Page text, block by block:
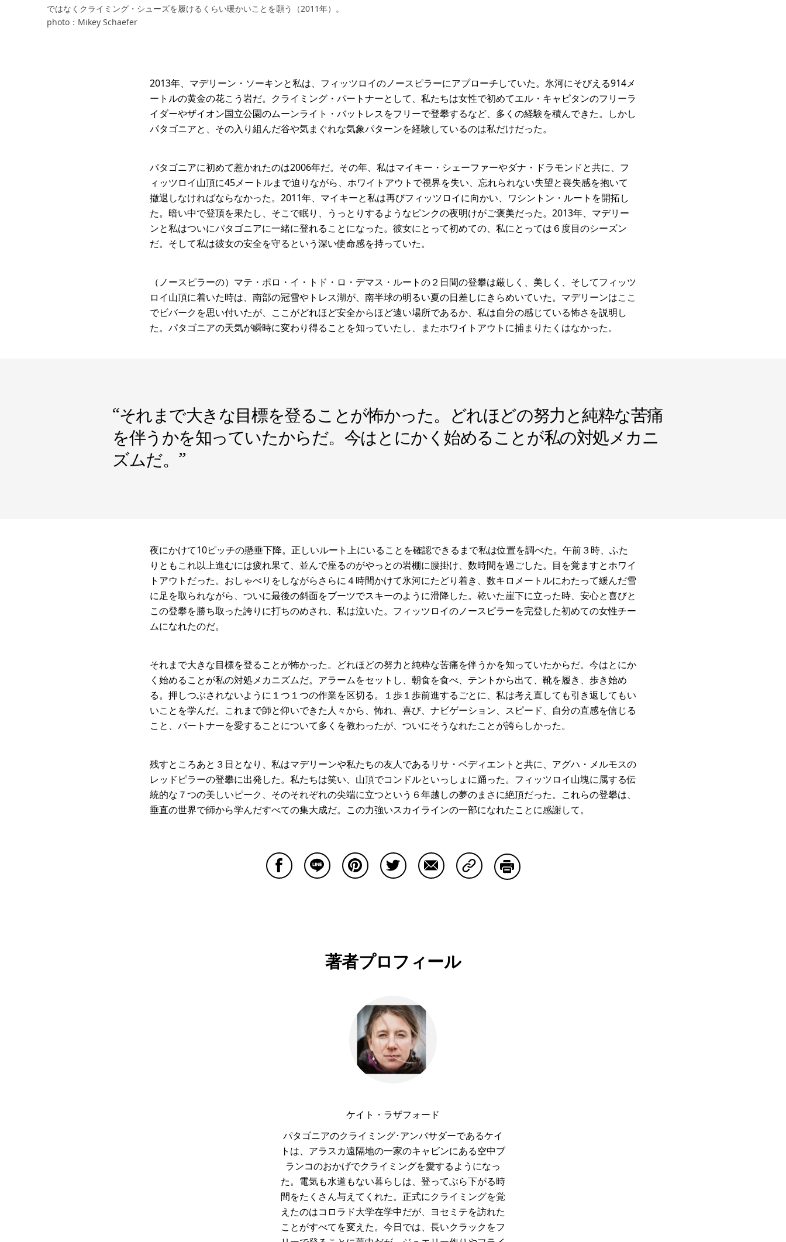
ではなくクライミング・シューズを履けるくらい暖かいことを願う（2011年）。
photo：Mikey Schaefer
2013年、マデリーン・ソーキンと私は、フィッツロイのノースピラーにアプローチしていた。氷河にそびえる914メ
ートルの黄金の花こう岩だ。クライミング・パートナーとして、私たちは女性で初めてエル・キャピタンのフリーラ
イダーやザイオン国立公園のムーンライト・バットレスをフリーで登攀するなど、多くの経験を積んできた。しかし
パタゴニアと、その入り組んだ谷や気まぐれな気象パターンを経験しているのは私だけだった。
パタゴニアに初めて惹かれたのは2006年だ。その年、私はマイキー・シェーファーやダナ・ドラモンドと共に、フ
ィッツロイ山頂に45メートルまで迫りながら、ホワイトアウトで視界を失い、忘れられない失望と喪失感を抱いて
撤退しなければならなかった。2011年、マイキーと私は再びフィッツロイに向かい、ワシントン・ルートを開拓し
た。暗い中で登頂を果たし、そこで眠り、うっとりするようなピンクの夜明けがご褒美だった。2013年、マデリー
ンと私はついにパタゴニアに一緒に登れることになった。彼女にとって初めての、私にとっては６度目のシーズン
だ。そして私は彼女の安全を守るという深い使命感を持っていた。
（ノースピラーの）マテ・ポロ・イ・トド・ロ・デマス・ルートの２日間の登攀は厳しく、美しく、そしてフィッツ
ロイ山頂に着いた時は、南部の冠雪やトレス湖が、南半球の明るい夏の日差しにきらめいていた。マデリーンはここ
でビバークを思い付いたが、ここがどれほど安全からほど遠い場所であるか、私は自分の感じている怖さを説明し
た。パタゴニアの天気が瞬時に変わり得ることを知っていたし、またホワイトアウトに捕まりたくはなかった。
“それまで大きな目標を登ることが怖かった。どれほどの努力と純粋な苦痛
を伴うかを知っていたからだ。今はとにかく始めることが私の対処メカニ
ズムだ。 ”
夜にかけて10ピッチの懸垂下降。正しいルート上にいることを確認できるまで私は位置を調べた。午前３時、ふた
りともこれ以上進むには疲れ果て、並んで座るのがやっとの岩棚に腰掛け、数時間を過ごした。目を覚ますとホワイ
トアウトだった。おしゃべりをしながらさらに４時間かけて氷河にたどり着き、数キロメートルにわたって緩んだ雪
に足を取られながら、ついに最後の斜面をブーツでスキーのように滑降した。乾いた崖下に立った時、安心と喜びと
この登攀を勝ち取った誇りに打ちのめされ、私は泣いた。フィッツロイのノースピラーを完登した初めての女性チー
ムになれたのだ。
それまで大きな目標を登ることが怖かった。どれほどの努力と純粋な苦痛を伴うかを知っていたからだ。今はとにか
く始めることが私の対処メカニズムだ。アラームをセットし、朝食を食べ、テントから出て、靴を履き、歩き始め
る。押しつぶされないように１つ１つの作業を区切る。１歩１歩前進するごとに、私は考え直しても引き返してもい
いことを学んだ。これまで師と仰いできた人々から、怖れ、喜び、ナビゲーション、スピード、自分の直感を信じる
こと、パートナーを愛することについて多くを教わったが、ついにそうなれたことが誇らしかった。
残すところあと３日となり、私はマデリーンや私たちの友人であるリサ・ベディエントと共に、アグハ・メルモスの
レッドピラーの登攀に出発した。私たちは笑い、山頂でコンドルといっしょに踊った。フィッツロイ山塊に属する伝
統的な７つの美しいピーク、そのそれぞれの尖端に立つという６年越しの夢のまさに絶頂だった。これらの登攀は、
垂直の世界で師から学んだすべての集大成だ。この力強いスカイラインの一部になれたことに感謝して。
Copy Linkで共有する
著者プロフィール
ケイト・ラザフォード
パタゴニアのクライミング･アンバサダーであるケイ
トは、アラスカ遠隔地の一家のキャビンにある空中ブ
ランコのおかげでクライミングを愛するようになっ
た。電気も水道もない暮らしは、登ってぶら下がる時
間をたくさん与えてくれた。正式にクライミングを覚
えたのはコロラド大学在学中だが、ヨセミテを訪れた
ことがすべてを変えた。今日では、長いクラックをフ